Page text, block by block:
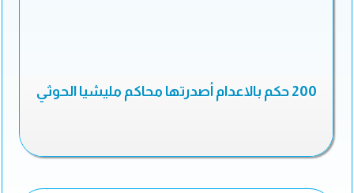
200 حكم بالاعدام أصدرتها محاكم مليشيا الحوثي